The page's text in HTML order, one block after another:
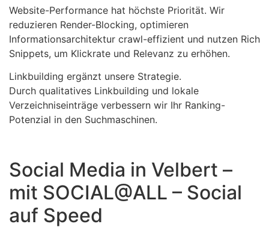
Website-Performance hat höchste Priorität. Wir
reduzieren Render-Blocking, optimieren
Informationsarchitektur crawl-effizient und nutzen Rich
Snippets, um Klickrate und Relevanz zu erhöhen.
Linkbuilding ergänzt unsere Strategie.
Durch qualitatives Linkbuilding und lokale
Verzeichniseinträge verbessern wir Ihr Ranking-
Potenzial in den Suchmaschinen.
Social Media in Velbert –
mit SOCIAL@ALL – Social
auf Speed